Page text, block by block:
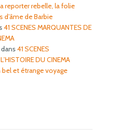
reporter rebelle, la folie
d’âme de Barbie
41 SCENES MARQUANTES DE
dans 41 SCENES
DU CINEMA
bel et étrange voyage